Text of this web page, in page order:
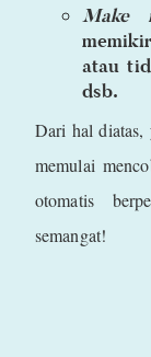
Make
atau
dsb.
Dari hal diatas,
memulai
otomatis
semangat!